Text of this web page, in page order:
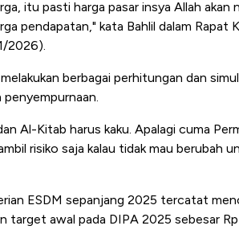
itu pasti harga pasar insya Allah akan
pendapatan," kata Bahlil dalam Rapat
2026).
berbagai perhitungan dan
Al-Kitab harus kaku. Apalagi cuma
risiko saja kalau tidak mau berubah
ESDM sepanjang 2025 tercatat
target awal pada DIPA 2025 sebesar
RI
Apa yang